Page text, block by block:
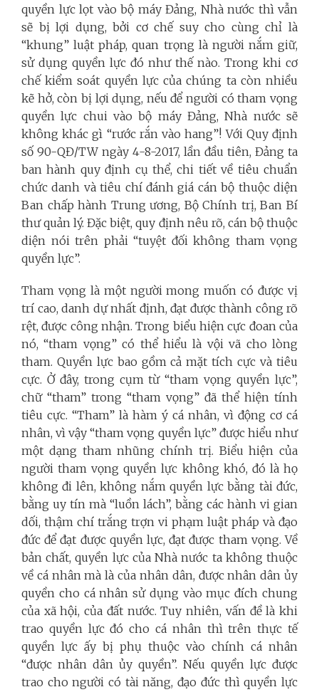
quyền lực lọt vào bộ máy Đảng, Nhà nước thì vẫn
sẽ bị lợi dụng, bởi cơ chế suy cho cùng chỉ là
“khung” luật pháp, quan trọng là người nắm giữ,
sử dụng quyền lực đó như thế nào. Trong khi cơ
chế kiểm soát quyền lực của chúng ta còn nhiều
kẽ hở, còn bị lợi dụng, nếu để người có tham vọng
quyền lực chui vào bộ máy Đảng, Nhà nước sẽ
không khác gì “rước rắn vào hang”! Với Quy định
số 90-QĐ/TW ngày 4-8-2017, lần đầu tiên, Đảng ta
ban hành quy định cụ thể, chi tiết về tiêu chuẩn
chức danh và tiêu chí đánh giá cán bộ thuộc diện
Ban chấp hành Trung ương, Bộ Chính trị, Ban Bí
thư quản lý. Đặc biệt, quy định nêu rõ, cán bộ thuộc
diện nói trên phải “tuyệt đối không tham vọng
quyền lực”.
Tham vọng là một người mong muốn có được vị
trí cao, danh dự nhất định, đạt được thành công rõ
rệt, được công nhận. Trong biểu hiện cực đoan của
nó, “tham vọng” có thể hiểu là vội vã cho lòng
tham. Quyền lực bao gồm cả mặt tích cực và tiêu
cực. Ở đây, trong cụm từ “tham vọng quyền lực”,
chữ “tham” trong “tham vọng” đã thể hiện tính
tiêu cực. “Tham” là hàm ý cá nhân, vì động cơ cá
nhân, vì vậy “tham vọng quyền lực” được hiểu như
một dạng tham nhũng chính trị. Biểu hiện của
người tham vọng quyền lực không khó, đó là họ
không đi lên, không nắm quyền lực bằng tài đức,
bằng uy tín mà “luồn lách”, bằng các hành vi gian
dối, thậm chí trắng trợn vi phạm luật pháp và đạo
đức để đạt được quyền lực, đạt được tham vọng. Về
bản chất, quyền lực của Nhà nước ta không thuộc
về cá nhân mà là của nhân dân, được nhân dân ủy
quyền cho cá nhân sử dụng vào mục đích chung
của xã hội, của đất nước. Tuy nhiên, vấn đề là khi
trao quyền lực đó cho cá nhân thì trên thực tế
quyền lực ấy bị phụ thuộc vào chính cá nhân
“được nhân dân ủy quyền”. Nếu quyền lực được
trao cho người có tài năng, đạo đức thì quyền lực